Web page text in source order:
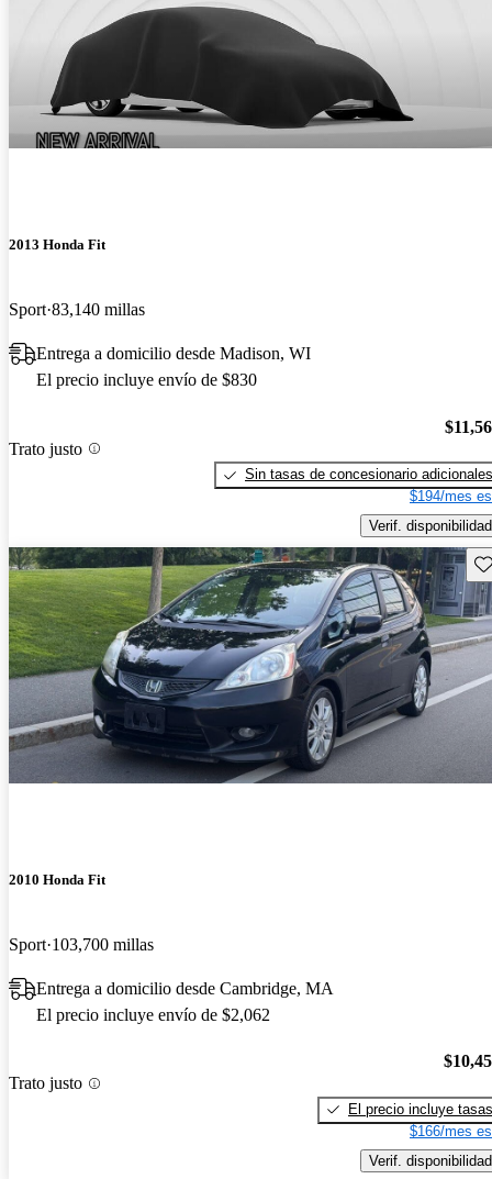
2013 Honda Fit
Sport 83,140 millas
Entrega a domicilio desde Madison, WI
El precio incluye envío de $830
Trato justo
Sin tasas de concesionario adicionales
$194/mes
Verif. disponibilidad
2010 Honda Fit
Sport 103,700 millas
Entrega a domicilio desde Cambridge, MA
El precio incluye envío de $2,062
Trato justo
El precio incluye tasas
$166/mes
Verif. disponibilidad